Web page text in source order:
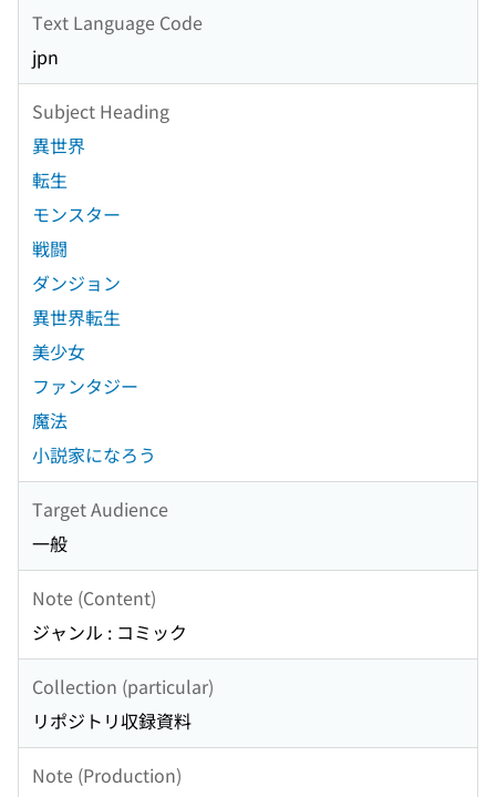
Text Language Code
jpn
Subject Heading
異世界
転生
モンスター
戦闘
ダンジョン
異世界転生
美少女
ファンタジー
魔法
小説家になろう
Target Audience
一般
Note (Content)
ジャンル : コミック
Collection (particular)
リポジトリ収録資料
Note (Production)